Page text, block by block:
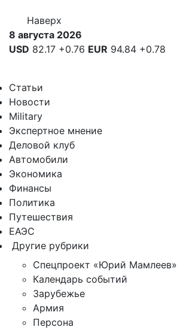
Наверх
8 августа 2026
USD 82.17 +0.76 EUR 94.84 +0.78
Статьи
Новости
Military
Экспертное мнение
Деловой клуб
Автомобили
Экономика
Финансы
Политика
Путешествия
ЕАЭС
Другие рубрики
Спецпроект «Юрий Мамлеев»
Календарь событий
Зарубежье
Армия
Персона